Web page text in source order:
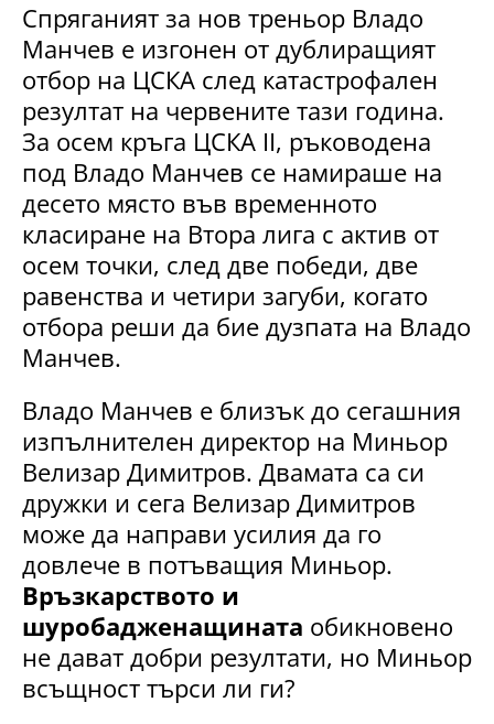
Спряганият за нов треньор Владо
Манчев е изгонен от дублиращият
отбор на ЦСКА след катастрофален
резултат на червените тази година.
За осем кръга ЦСКА II, ръководена
под Владо Манчев се намираше на
десето място във временното
класиране на Втора лига с актив от
осем точки, след две победи, две
равенства и четири загуби, когато
отбора реши да бие дузпата на Владо
Манчев.
Владо Манчев е близък до сегашния
изпълнителен директор на Миньор
Велизар Димитров. Двамата са си
дружки и сега Велизар Димитров
може да направи усилия да го
довлече в потъващия Миньор.
Връзкарството и
шуробадженащината обикновено
не дават добри резултати, но Миньор
всъщност търси ли ги?